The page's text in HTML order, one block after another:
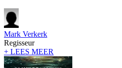
Mark Verkerk
Regisseur
+ LEES MEER